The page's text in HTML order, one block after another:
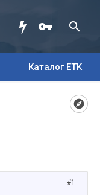
Каталог ETK
#1